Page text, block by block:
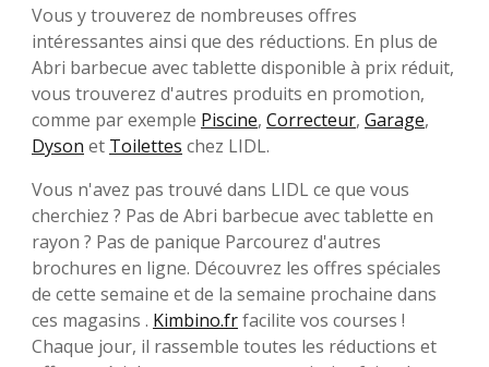
Vous y trouverez de nombreuses offres
intéressantes ainsi que des réductions. En plus de
Abri barbecue avec tablette disponible à prix réduit,
vous trouverez d'autres produits en promotion,
comme par exemple Piscine, Correcteur, Garage,
Dyson et Toilettes chez LIDL.
Vous n'avez pas trouvé dans LIDL ce que vous
cherchiez ? Pas de Abri barbecue avec tablette en
rayon ? Pas de panique Parcourez d'autres
brochures en ligne. Découvrez les offres spéciales
de cette semaine et de la semaine prochaine dans
ces magasins . Kimbino.frfacilite vos courses !
Chaque jour, il rassemble toutes les réductions et